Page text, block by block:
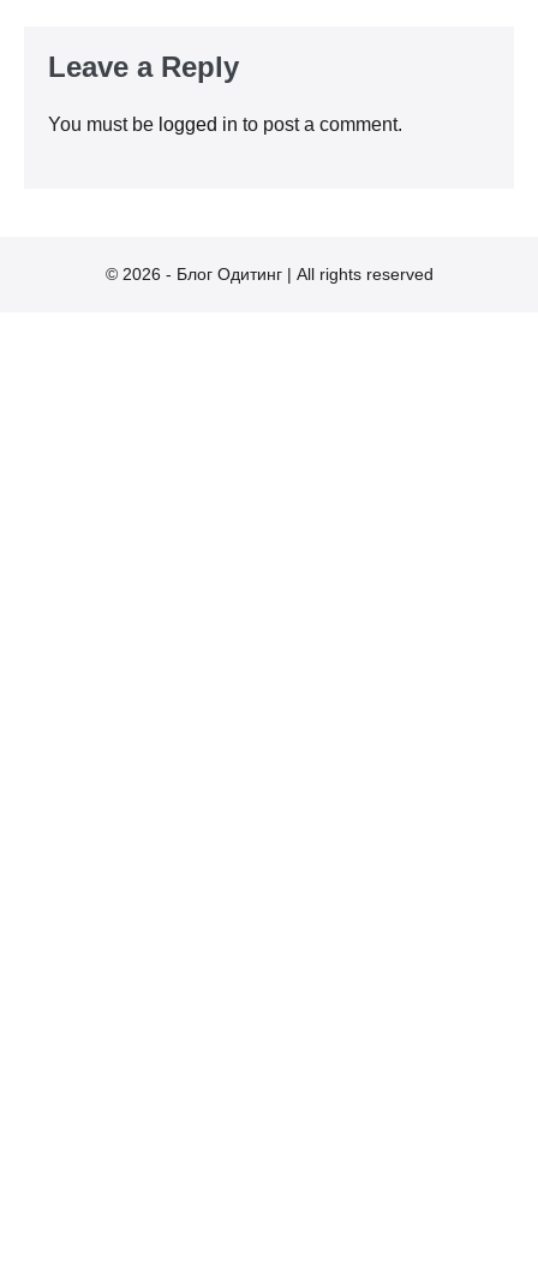
Leave a Reply
You must be logged in to post a comment.
© 2026 - Блог Одитинг | All rights reserved